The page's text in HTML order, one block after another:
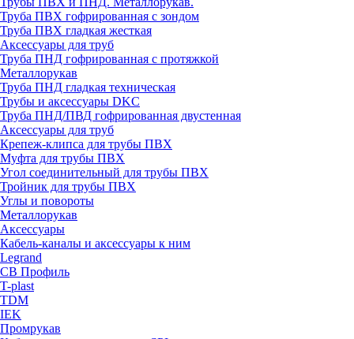
Труба ПВХ гофрированная с зондом
Труба ПВХ гладкая жесткая
Аксессуары для труб
Труба ПНД гофрированная с протяжкой
Металлорукав
Труба ПНД гладкая техническая
Трубы и аксессуары DKC
Труба ПНД/ПВД гофрированная двустенная
Аксессуары для труб
Крепеж-клипса для трубы ПВХ
Муфта для трубы ПВХ
Угол соединительный для трубы ПВХ
Тройник для трубы ПВХ
Углы и повороты
Металлорукав
Аксессуары
Кабель-каналы и аксессуары к ним
Legrand
СВ Профиль
T-plast
TDM
IEK
Промрукав